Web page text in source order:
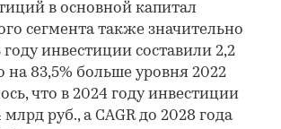
в основной капитал
сегмента также значительно
инвестиции составили 2,2
на 83,5% больше уровня 2022
что в 2024 году инвестиции
млрд руб., а CAGR до 2028 года